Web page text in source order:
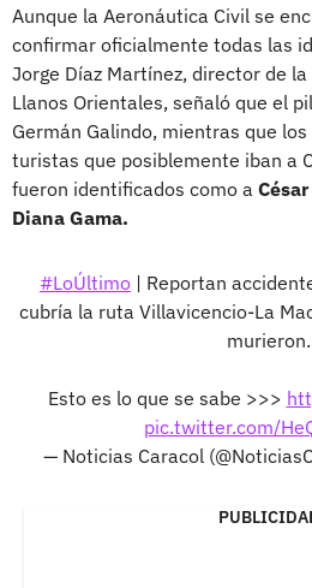
Aunque la Aeronáutica Civil se
confirmar oficialmente todas las
Jorge Díaz Martínez, director de
Llanos Orientales, señaló que el
Germán Galindo, mientras que
turistas que posiblemente iban a
fueron identificados como a
Diana Gama.
#LoÚltimo | Reportan
cubría la ruta Villavicencio-La
murieron.
Esto es lo que se sabe >>>
pic.twitter.com/
— Noticias Caracol